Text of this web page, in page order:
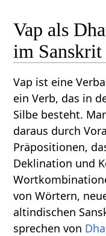
Vap als
im Sanskrit
Vap ist eine
ein Verb, das in
Silbe besteht.
daraus durch
Präpositionen,
Deklination und
von Wörtern,
altindischen
sprechen von